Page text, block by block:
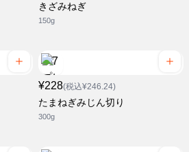
きざみねぎ
150g
¥228(税込¥246.24)
たまねぎみじん切り
300g